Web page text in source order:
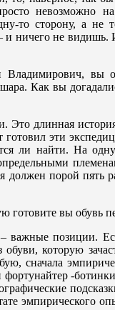
невозможно
то сторону, а не
и ничего не
Владимирович, вы
Как вы
Это длинная
эти
ли найти. На
порой пять
готовите вы обувь
важные позиции.
обуви, которую
сначала
-
эмпирического